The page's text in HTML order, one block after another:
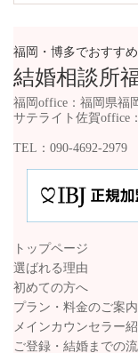
福岡・博多でおすす
結婚相談所
福岡office：福岡県福
サテライト佐賀office
TEL：090-4692-2979
トップページ
選ばれる理由
初めての方へ
プラン・料金のご案内
メインカウンセラー
ご登録・結婚までの